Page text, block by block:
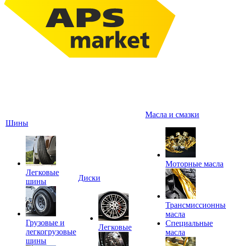
Шины
Легковые
шины
Грузовые и
легкогрузовые
шины
Диски
Легковые
Масла и смазки
Моторные масла
масла
Специальные
масла